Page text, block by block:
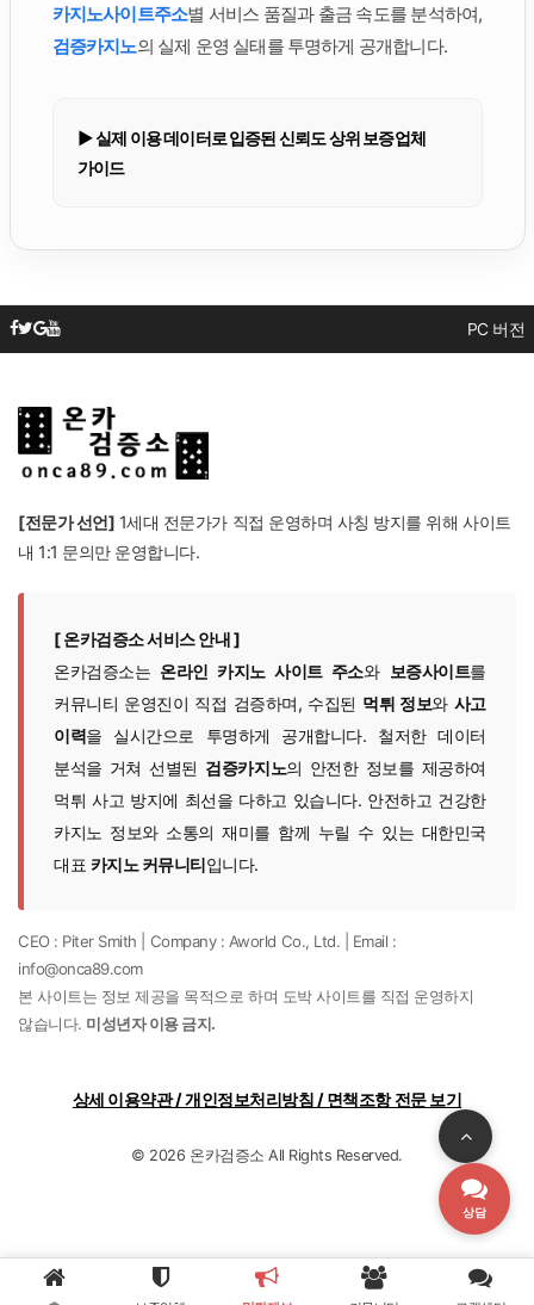
카지노사이트주소별 서비스 품질과 출금 속도를 분석하여,
검증카지노의 실제 운영 실태를 투명하게 공개합니다.
▶ 실제 이용 데이터로 입증된 신뢰도 상위 보증업체
가이드
PC 버전
[전문가 선언] 1세대 전문가가 직접 운영하며 사칭 방지를 위해 사이트
내 1:1 문의만 운영합니다.
[ 온카검증소 서비스 안내 ]
온카검증소는 온라인 카지노 사이트 주소와 보증사이트를
커뮤니티 운영진이 직접 검증하며, 수집된 먹튀 정보와 사고
이력을 실시간으로 투명하게 공개합니다. 철저한 데이터
분석을 거쳐 선별된 검증카지노의 안전한 정보를 제공하여
먹튀 사고 방지에 최선을 다하고 있습니다. 안전하고 건강한
카지노 정보와 소통의 재미를 함께 누릴 수 있는 대한민국
대표 카지노 커뮤니티입니다.
CEO : Piter Smith | Company : Aworld Co., Ltd. | Email :
info@onca89.com
본 사이트는 정보 제공을 목적으로 하며 도박 사이트를 직접 운영하지
않습니다. 미성년자 이용 금지.
상세 이용약관 / 개인정보처리방침 / 면책조항 전문 보기
© 2026 온카검증소 All Rights Reserved.
상담